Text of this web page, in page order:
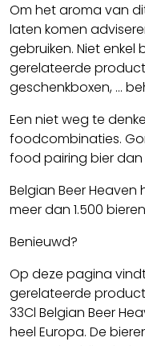
Om het aroma van
laten komen
gebruiken. Niet
gerelateerde
geschenkboxen, ...
Een niet weg te
foodcombinaties.
food pairing bier
Belgian Beer
meer dan 1.500
Benieuwd?
Op deze pagina
gerelateerde
33Cl Belgian Beer
heel Europa. De